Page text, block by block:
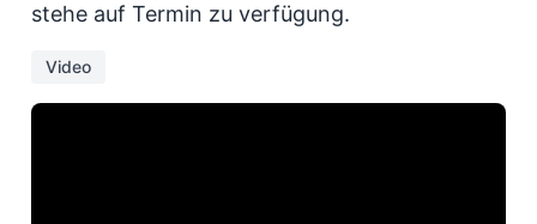
stehe auf Termin zu verfügung.
Video